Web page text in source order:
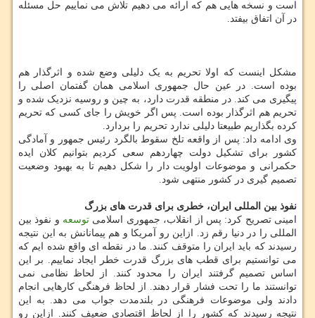
است و نسخه هایی هم که ارائه می دهیم تلاش می نماییم حل مسئله
در آن اتفاق بیفتد.
مشکل اینست که اولا تحریم به یک دلیلی وضع شده و اثرگذار هم
بوده است. در عین حال جمهوری اسلامی همان گفتمان اصلی را
پیگیری می کند. در منطقه قدرت دارد، به چین و روسیه نزدیک شده و
تحریم هم اثرگذار بوده است. پس اگر خویش را جای کسی که تحریم
کرده بگذاریم طبیعتا دلیلی ندارد تحریم را بردارد.
وی ادامه داد: پس از واقعه تلخ سقوط بالگرد رئیس جمهور و آمادگی
کشور برای تشکیل دولت چهاردهم سعی کردیم بتوانیم کلان ایده
حکمرانی و موضوعات اولویت دار را شکل دهیم تا به بهبود وضعیت
تصمیم گیری در کشور منتهی شود.
نفوذ بین المللی ایران، خطری برای قدرت های بزرگ
امینی تصریح کرد: پس از انقلاب، جمهوری اسلامی توسعه و نفوذ بین
المللی را در دنیا رقم زد. ازاین رو آمریکا و هم پیمانانش به این نتیجه
رسیدند که باید ایران را متوقف کنند. ما در نقطه ای واقع شده ایم که
می توانستیم برای قطب های بزرگ قدرت خطر ایجاد نماییم. بر این
اساس تصمیم گرفتند ایران را محدود کنند. از لحاظ نظامی نمی
توانستند ما را تحت فشار قرار دهند. از لحاظ فرهنگی کارهایی انجام
دادند ولی موضوعات فرهنگی در بلندمدت جواب می دهد. به این
نتیجه رسیدند که کشور را از لحاظ اقتصادی ضعیف کنند. ازاین رو